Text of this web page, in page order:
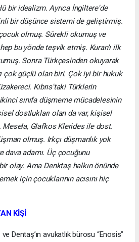
bir idealizm. Ayrıca İngiltere'de
bir düşünce sistemi de geliştirmiş.
olmuş. Sürekli okumuş ve
bu yönde teşvik etmiş. Kuran'ı ilk
Sonra Türkçesinden okuyarak
çok güçlü olan biri. Çok iyi bir hukuk
Kıbrıs'taki Türklerin
sınıfa düşmeme mücadelesinin
dostlukları olan da var, kişisel
Mesela, Glafkos Klerides ile dost.
olmuş. Irkçı düşmanlık yok
dava adamı. Üç çocuğunu
olay. Ama Denktaş halkın önünde
için çocuklarının acısını hiç
KİŞİ
Dentaş’ın avukatlık bürosu “Enosis”